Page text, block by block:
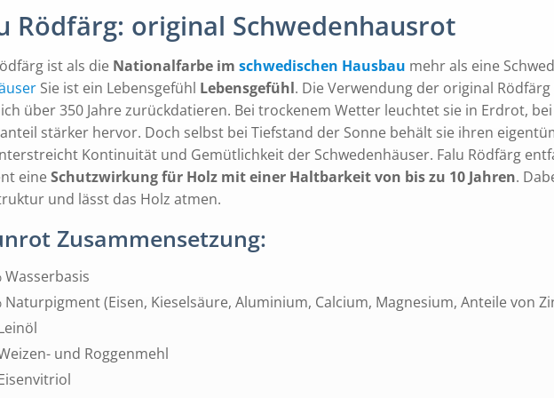
Rödfärg: original Schwedenhausrot
ist als die Nationalfarbe im schwedischen Hausbau mehr als eine
Sie ist ein Lebensgefühl Lebensgefühl. Die Verwendung der original
über 350 Jahre zurückdatieren. Bei trockenem Wetter leuchtet sie in Erdrot,
stärker hervor. Doch selbst bei Tiefstand der Sonne behält sie ihren
Kontinuität und Gemütlichkeit der Schwedenhäuser. Falu Rödfärg
eineSchutzwirkung für Holz mit einer Haltbarkeit von bis zu 10 Jahren.
und lässt das Holz atmen.
Zusammensetzung:
Wasserbasis
Naturpigment (Eisen, Kieselsäure, Aluminium, Calcium, Magnesium, Anteile von
und Roggenmehl